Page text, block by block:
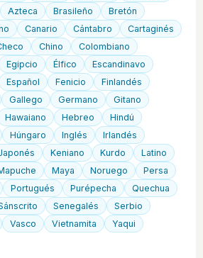
Azteca Brasileño
Bretón
Canario Cántabro
Cartaginés
Chino
Colombiano
Egipcio Élfico
Escandinavo
Español Fenicio
Finlandés
Gallego Germano
Gitano
Hawaiano Hebreo
Hindú
Húngaro Inglés
Irlandés
Keniano Kurdo
Latino
Maya Noruego
Persa
Portugués Purépecha
Quechua
Senegalés
Serbio
Vasco Vietnamita
Yaqui